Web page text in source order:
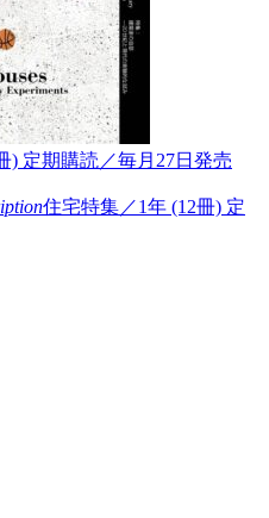
) 定期購読／毎月27日発売
住宅特集／1年 (12冊) 定